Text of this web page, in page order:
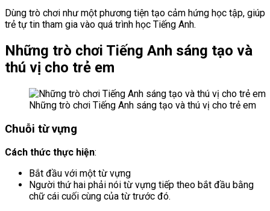
Dùng trò chơi như một phương tiện tạo cảm hứng học tập, giúp
trẻ tự tin tham gia vào quá trình học Tiếng Anh.
Những trò chơi Tiếng Anh sáng tạo và
thú vị cho trẻ em
Những trò chơi Tiếng Anh sáng tạo và thú vị cho trẻ em
Chuỗi từ vựng
Cách thức thực hiện:
Bắt đầu với một từ vựng
Người thứ hai phải nói từ vựng tiếp theo bắt đầu bằng
chữ cái cuối cùng của từ trước đó.